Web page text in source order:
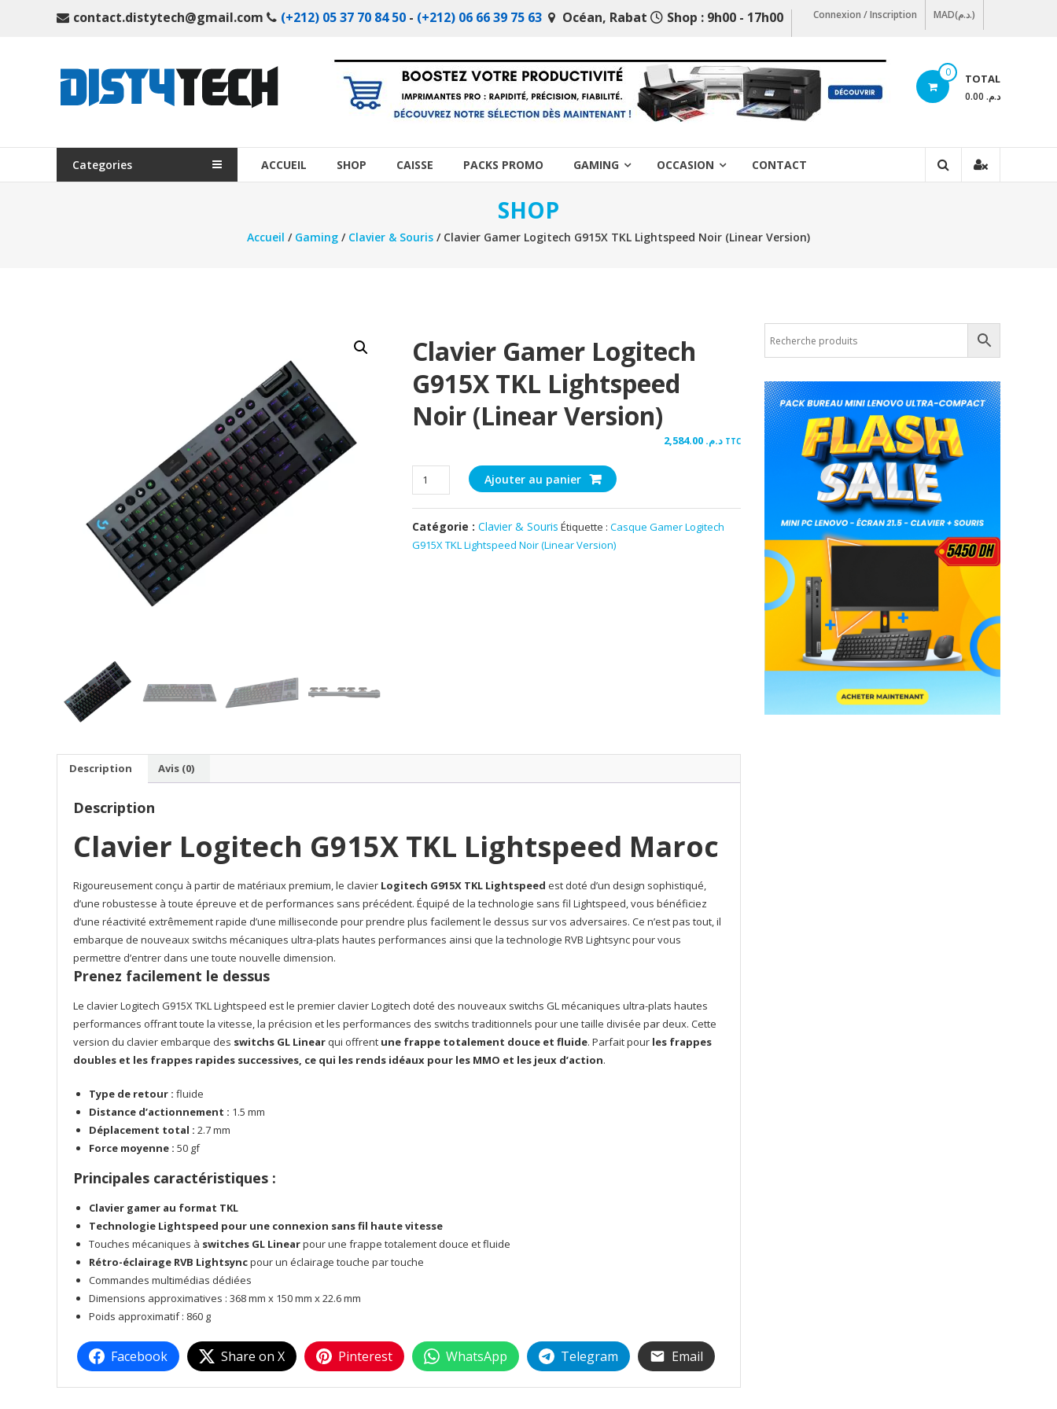
contact.distytech@gmail.com (+212) 05 37 70 84 50 - (+212) 06 66 39 75 63 Océan, Rabat Shop : 9h00 - 17h00 Connexion / Inscription MAD(د.م.)
DistyTech
Votre
ligne
de
0 TOTAL
د.م. 0.00
Categories ACCUEIL SHOP CAISSE PACKS PROMO GAMING OCCASION CONTACT
SHOP
Accueil / Gaming / Clavier & Souris / Clavier Gamer Logitech G915X TKL Lightspeed Noir (Linear Version)
Clavier Gamer Logitech
G915X TKL Lightspeed
Noir (Linear Version)
د.م. TTC
quantité
de
Clavier
Gamer
Logitech
Ajouter au panier
Catégorie :Clavier & Souris Étiquette :Casque Gamer Logitech
G915X TKL Lightspeed Noir (Linear Version)
Description Avis (0)
Description
Clavier Logitech G915X TKL Lightspeed Maroc
Rigoureusement conçu à partir de matériaux premium, le clavier Logitech G915X TKL Lightspeed est doté d’un design sophistiqué,
d’une robustesse à toute épreuve et de performances sans précédent. Équipé de la technologie sans fil Lightspeed, vous bénéficiez
d’une réactivité extrêmement rapide d’une milliseconde pour prendre plus facilement le dessus sur vos adversaires. Ce n’est pas tout, il
embarque de nouveaux switchs mécaniques ultra-plats hautes performances ainsi que la technologie RVB Lightsync pour vous
permettre d’entrer dans une toute nouvelle dimension.
Prenez facilement le dessus
Le clavier Logitech G915X TKL Lightspeed est le premier clavier Logitech doté des nouveaux switchs GL mécaniques ultra-plats hautes
performances offrant toute la vitesse, la précision et les performances des switchs traditionnels pour une taille divisée par deux. Cette
version du clavier embarque des switchs GL Linearqui offrent une frappe totalement douce et fluide. Parfait pour les frappes
doubles et les frappes rapides successives, ce qui les rends idéaux pour les MMO et les jeux d’action.
Type de retour : fluide
Distance d’actionnement : 1.5 mm
Déplacement total : 2.7 mm
Force moyenne : 50 gf
Principales caractéristiques :
Clavier gamer au format TKL
Technologie Lightspeed pour une connexion sans fil haute vitesse
Touches mécaniques à switches GL Linearpour une frappe totalement douce et fluide
Rétro-éclairage RVB Lightsyncpour un éclairage touche par touche
Commandes multimédias dédiées
Dimensions approximatives : 368 mm x 150 mm x 22.6 mm
Poids approximatif : 860 g
Facebook Share on X Pinterest WhatsApp Telegram Email